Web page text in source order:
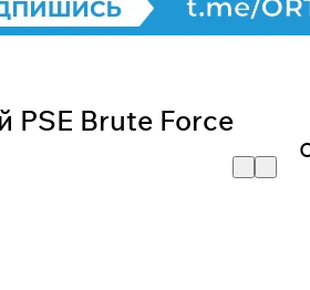
PSE Brute Force